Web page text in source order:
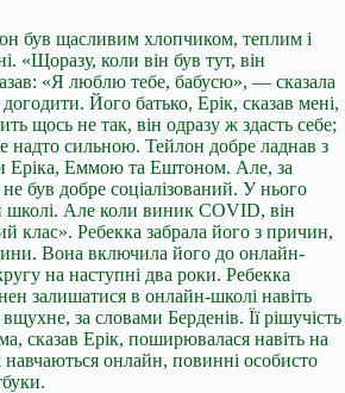
був щасливим хлопчиком, теплим і
«Щоразу, коли він був тут, він
«Я люблю тебе, бабусю», — сказала
Його батько, Ерік, сказав мені,
щось не так, він одразу ж здасть себе;
надто сильною. Тейлон добре ладнав з
Еріка, Еммою та Ештоном. Але, за
був добре соціалізований. У нього
школі. Але коли виник COVID, він
клас». Ребекка забрала його з причин,
Вона включила його до онлайн-
на наступні два роки. Ребекка
залишатися в онлайн-школі навіть
за словами Берденів. Її рішучість
сказав Ерік, поширювалася навіть на
навчаються онлайн, повинні особисто